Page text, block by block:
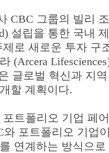
CBC 그룹의 빌리
설립을 통한 국내
제로 새로운 투자 구
(Arcera
글로벌 혁신과 지
할 계획이다.
트폴리오 기업 페
포트폴리오 기업
연계하는 방식으